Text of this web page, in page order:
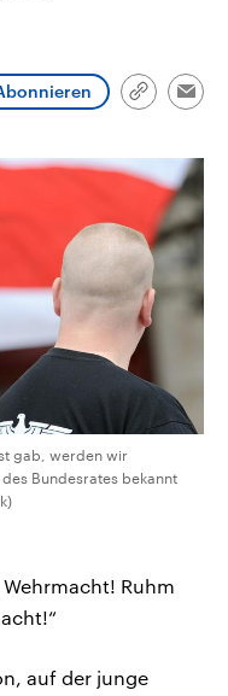
Link
gab, werden wir
Bundesrates bekannt
Ruhm
auf der junge